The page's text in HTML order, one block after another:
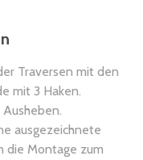
Traversen mit den
mit 3 Haken.
ausgezeichnete
die Montage zum